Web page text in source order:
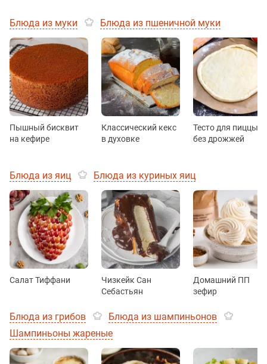
Блюда из муки Блюда из пшеничной муки
Пышный бисквит
на кефире
Классический кекс
в духовке
Тесто для пиццы
без дрожжей
Блюда из яиц Блюда из куриных яиц
Салат Тиффани
Чизкейк Сан
Себастьян
Домашний ПП
зефир
Блюда из грибов
Блюда из шампиньонов
Шампиньоны жареные